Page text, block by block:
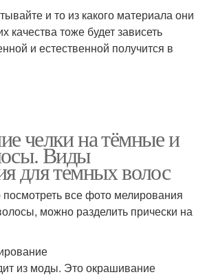
и то из какого материала они
качества тоже будет зависеть
и естественной получится в
челки на тёмные и
Виды
для темных волос
все фото мелирования
можно разделить прически на
из моды. Это окрашивание